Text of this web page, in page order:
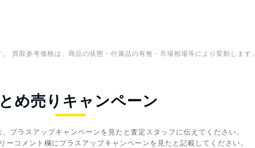
買取参考価格は、商品の状態・付属品の有無・市場相場等により変動します。
め売りキャンペーン
プラスアップキャンペーンを見たと査定スタッフに伝えてください。
ーコメント欄にプラスアップキャンペーンを見たと記載してください。